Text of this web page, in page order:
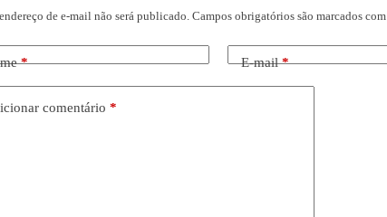
de e-mail não será publicado. Campos obrigatórios são marcados com
* E-mail*
comentário *